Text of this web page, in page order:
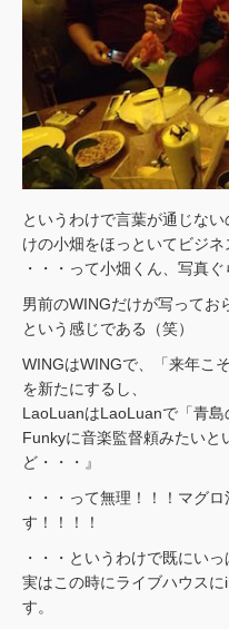
というわけで言葉が通じな
けの小畑をほっといてビジネ
・・・って小畑くん、写真
男前のWINGだけが写ってお
という感じである（笑）
WINGはWINGで、「来年こ
を新たにするし、
LaoLuanはLaoLuanで「青
Funkyに音楽監督頼みたいと
ど・・・』
・・・って無理！！！マグ
す！！！！
・・・というわけで既にいっ
実はこの時にライブハウス
す。